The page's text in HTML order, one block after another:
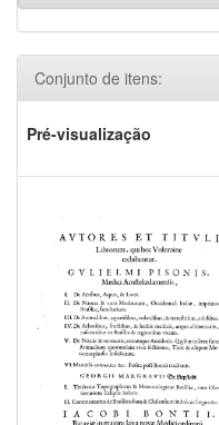
Conjunto de itens:
Pré-visualização